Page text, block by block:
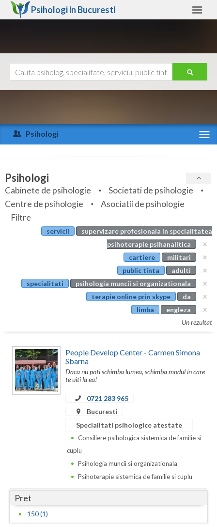
Psihologi in Bucuresti
Arad
Arges
Bihor
Bistrita-Nasaud
Botosani
Bucuresti
Cluj
Constanta
Covasna
Gorj
Harghita
Ajutor
Psihologi
Specialitati
Servicii
Articole
Evenimente
Psihologi
Cabinete de psihologie
Societati de psihologie
Centre de psihologie
Asociatii de psihologie
Filtre
servicii
supervizare profesionala in specialitatea
psihoterapie psihanalitica
cartiere
militari
public tinta
adulti
specialitati
psihologia muncii si organizationala
terapie online prin skype
da
limba
engleza
Un rezultat
People Develop Center - Carmen Simona
Sbarna
Daca nu poti schimba lumea, schimba modul in care
te uiti la ea!
0721 283 965
Bucuresti
Specialitati psihologice atestate
Consiliere psihologica sistemica de familie si
cuplu
Psihologia muncii si organizationala
Psihoterapie sistemica de familie si cuplu
Pret
150 (1)